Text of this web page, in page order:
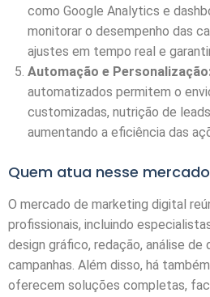
como Google Analytics e
monitorar o desempenho das
ajustes em tempo real e
Automação e
automatizados permitem o
customizadas, nutrição de
aumentando a eficiência das
Quem atua nesse
O mercado de marketing digital
profissionais, incluindo
design gráfico, redação, análise
campanhas. Além disso, há
oferecem soluções completas,